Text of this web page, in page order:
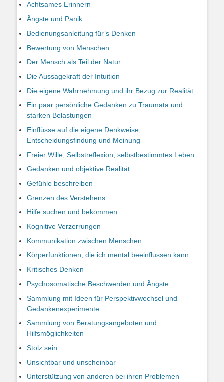
Achtsames Erinnern
Ängste und Panik
Bedienungsanleitung für’s Denken
Bewertung von Menschen
Der Mensch als Teil der Natur
Die Aussagekraft der Intuition
Die eigene Wahrnehmung und ihr Bezug zur Realität
Ein paar persönliche Gedanken zu Traumata und
starken Belastungen
Einflüsse auf die eigene Denkweise,
Entscheidungsfindung und Meinung
Freier Wille, Selbstreflexion, selbstbestimmtes Leben
Gedanken und objektive Realität
Gefühle beschreiben
Grenzen des Verstehens
Hilfe suchen und bekommen
Kognitive Verzerrungen
Kommunikation zwischen Menschen
Körperfunktionen, die ich mental beeinflussen kann
Kritisches Denken
Psychosomatische Beschwerden und Ängste
Sammlung mit Ideen für Perspektivwechsel und
Gedankenexperimente
Sammlung von Beratungsangeboten und
Hilfsmöglichkeiten
Stolz sein
Unsichtbar und unscheinbar
Unterstützung von anderen bei ihren Problemen